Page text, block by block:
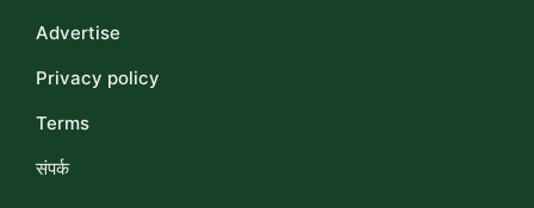
Advertise
Privacy policy
Terms
संपर्क